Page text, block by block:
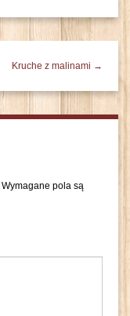
Kruche z malinami →
Wymagane pola są